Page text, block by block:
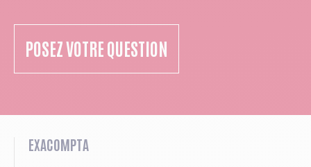
POSEZ VOTRE QUESTION
EXACOMPTA